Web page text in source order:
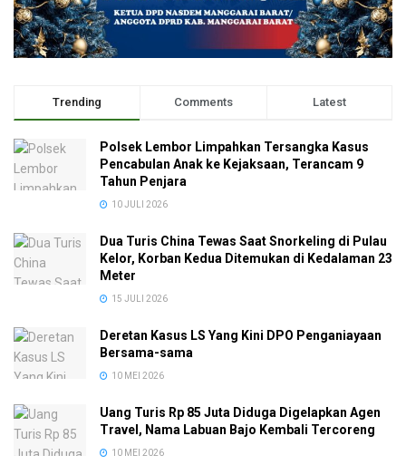
Trending Comments Latest
Polsek Lembor Limpahkan Tersangka Kasus
Pencabulan Anak ke Kejaksaan, Terancam 9
Tahun Penjara
10 JULI 2026
Dua Turis China Tewas Saat Snorkeling di Pulau
Kelor, Korban Kedua Ditemukan di Kedalaman 23
Meter
15 JULI 2026
Deretan Kasus LS Yang Kini DPO Penganiayaan
Bersama-sama
10 MEI 2026
Uang Turis Rp 85 Juta Diduga Digelapkan Agen
Travel, Nama Labuan Bajo Kembali Tercoreng
10 MEI 2026